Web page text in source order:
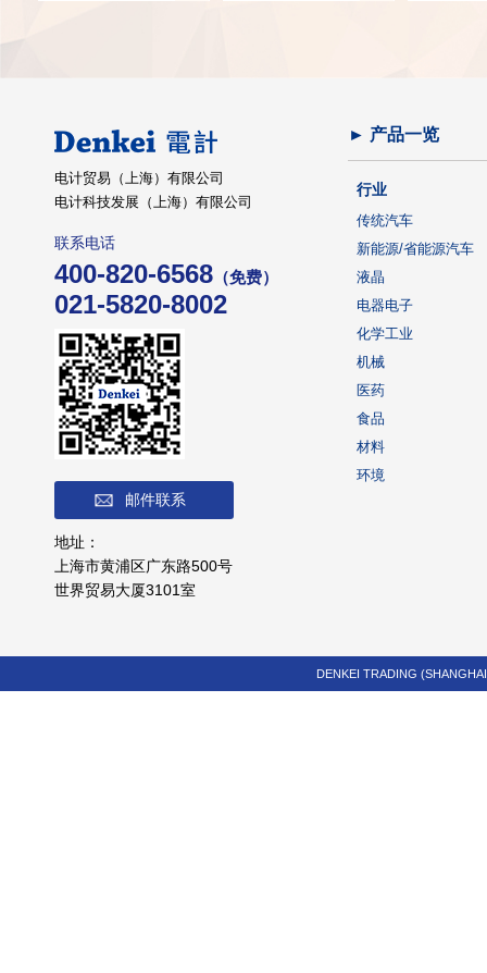
电计贸易（上海）有限公司
电计科技发展（上海）有限公司
联系电话
400-820-6568 （免费）
021-5820-8002
邮件联系
地址：
上海市黄浦区广东路500号
世界贸易大厦3101室
► 产品一览
行业
传统汽车
新能源/省能源汽车
液晶
电器电子
化学工业
机械
医药
食品
材料
环境
DENKEI TRADING